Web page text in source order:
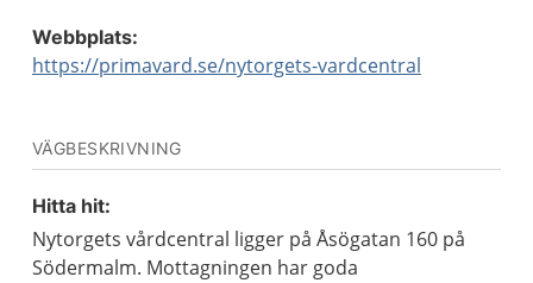
Webbplats:
https://primavard.se/nytorgets-vardcentral
VÄGBESKRIVNING
Hitta hit:
Nytorgets vårdcentral ligger på Åsögatan 160 på
Södermalm. Mottagningen har goda